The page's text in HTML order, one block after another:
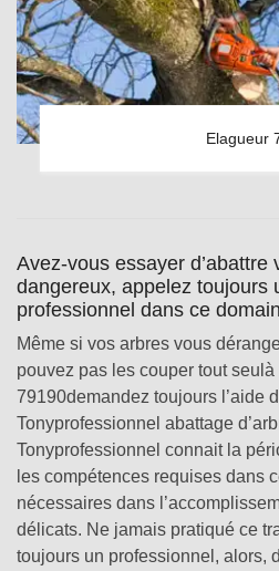
Elagueur
Avez-vous essayer d’abattre
dangereux, appelez toujours
professionnel dans ce
Même si vos arbres vous
pouvez pas les couper tout
79190demandez toujours l’aide
Tonyprofessionnel abattage
Tonyprofessionnel connait la
les compétences requises dans
nécessaires dans
délicats. Ne jamais pratiqué ce
toujours un professionnel, alors,